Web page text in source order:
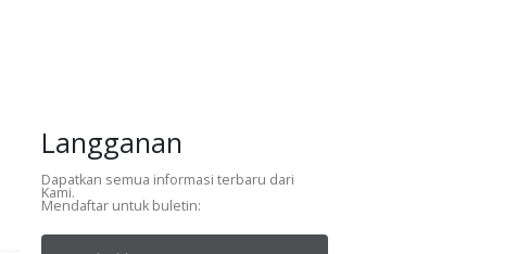
Langganan
Dapatkan semua informasi terbaru dari
Kami.
Mendaftar untuk buletin: